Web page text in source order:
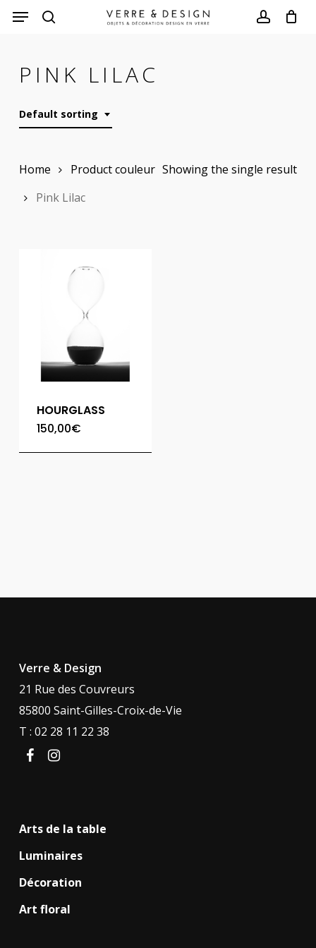
Skip
contentPINK LILAC
Default sorting
Showing the single result
Home
Product couleur
Pink Lilac
HOURGLASS
150,00€
Verre & Design
21 Rue des Couvreurs
85800 Saint-Gilles-Croix-de-Vie
T : 02 28 11 22 38
facebookinstagram
Arts de la table
Luminaires
Décoration
Art floral